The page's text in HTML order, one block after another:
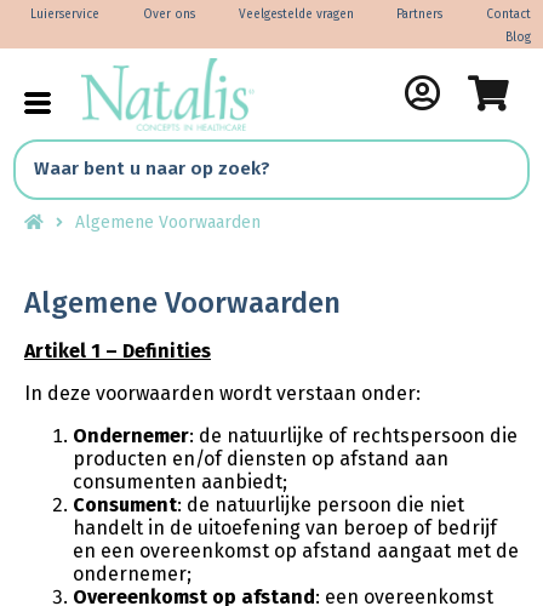
Contact
Partners
Veelgestelde vragen
Over ons
Luierservice
Blog
Algemene Voorwaarden
Algemene Voorwaarden
Artikel 1 – Definities
In deze voorwaarden wordt verstaan onder:
Ondernemer: de natuurlijke of rechtspersoon die
producten en/of diensten op afstand aan
consumenten aanbiedt;
Consument: de natuurlijke persoon die niet
handelt in de uitoefening van beroep of bedrijf
en een overeenkomst op afstand aangaat met de
ondernemer;
Overeenkomst op afstand : een overeenkomst